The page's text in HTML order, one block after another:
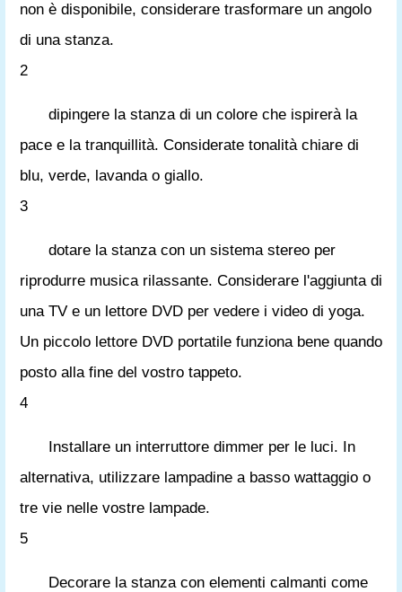
non è disponibile, considerare trasformare un angolo
di una stanza.
2
dipingere la stanza di un colore che ispirerà la
pace e la tranquillità. Considerate tonalità chiare di
blu, verde, lavanda o giallo.
3
dotare la stanza con un sistema stereo per
riprodurre musica rilassante. Considerare l'aggiunta di
una TV e un lettore DVD per vedere i video di yoga.
Un piccolo lettore DVD portatile funziona bene quando
posto alla fine del vostro tappeto.
4
Installare un interruttore dimmer per le luci. In
alternativa, utilizzare lampadine a basso wattaggio o
tre vie nelle vostre lampade.
5
Decorare la stanza con elementi calmanti come